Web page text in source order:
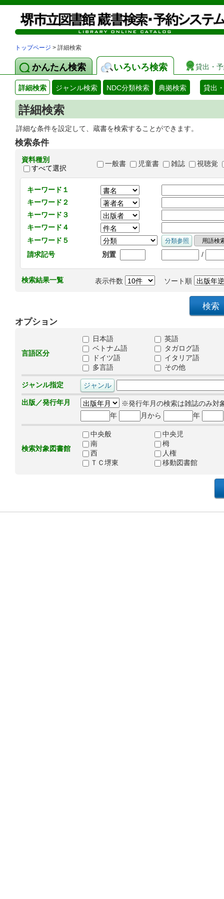
トップページ > 詳細検索
かんたん検索 いろいろ検索 貸出・
詳細検索 ジャンル検索 NDC分類検索 典拠検索 貸出
詳細検索
詳細な条件を設定して、蔵書を検索することができます。
検索条件
資料種別
すべて選択
一般書 児童書 雑誌 視聴覚
キーワード１
キーワード２
キーワード３
キーワード４
キーワード５
請求記号
別置 /
検索結果一覧 表示件数 ソート順
オプション
言語区分
日本語
英語
ベトナム語
タガログ語
ドイツ語
イタリア語
多言語
その他
ジャンル指定
出版／発行年月
※発行年月の検索は雑誌のみ対
年
月から 年
検索対象図書館
中央般
中央児
南
栂
西
人権
ＴＣ堺東
移動図書館